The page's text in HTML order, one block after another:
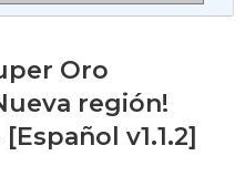
Oro
región!
v1.1.2]